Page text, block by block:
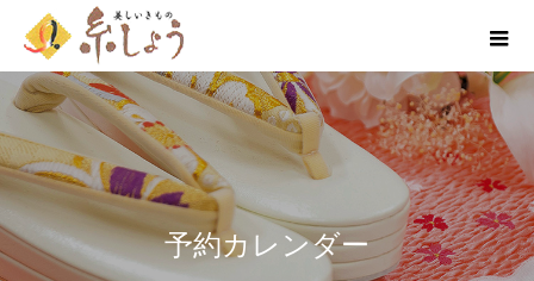
予約カレンダー